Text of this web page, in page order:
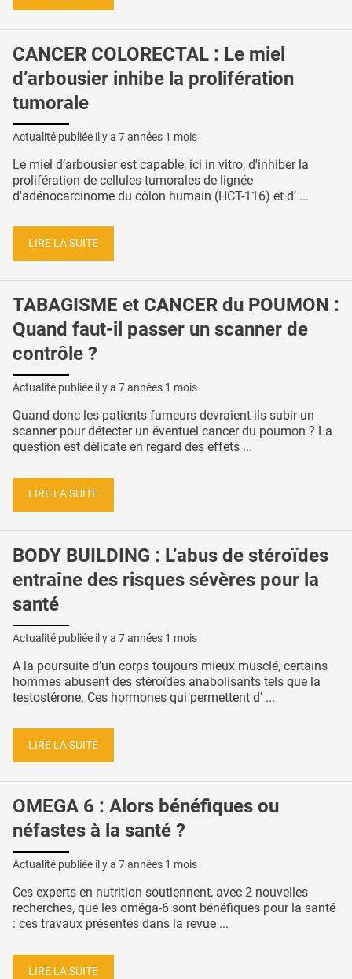
CANCER COLORECTAL : Le miel
d’arbousier inhibe la prolifération
tumorale
Actualité publiée il y a 7 années 1 mois
Le miel d’arbousier est capable, ici in vitro, d'inhiber la
prolifération de cellules tumorales de lignée
d'adénocarcinome du côlon humain (HCT-116) et d’ ...
LIRE LA SUITE
TABAGISME et CANCER du POUMON :
Quand faut-il passer un scanner de
contrôle ?
Actualité publiée il y a 7 années 1 mois
Quand donc les patients fumeurs devraient-ils subir un
scanner pour détecter un éventuel cancer du poumon ? La
question est délicate en regard des effets ...
LIRE LA SUITE
BODY BUILDING : L’abus de stéroïdes
entraîne des risques sévères pour la
santé
Actualité publiée il y a 7 années 1 mois
A la poursuite d’un corps toujours mieux musclé, certains
hommes abusent des stéroïdes anabolisants tels que la
testostérone. Ces hormones qui permettent d’ ...
LIRE LA SUITE
OMEGA 6 : Alors bénéfiques ou
néfastes à la santé ?
Actualité publiée il y a 7 années 1 mois
Ces experts en nutrition soutiennent, avec 2 nouvelles
recherches, que les oméga-6 sont bénéfiques pour la santé
: ces travaux présentés dans la revue ...
LIRE LA SUITE